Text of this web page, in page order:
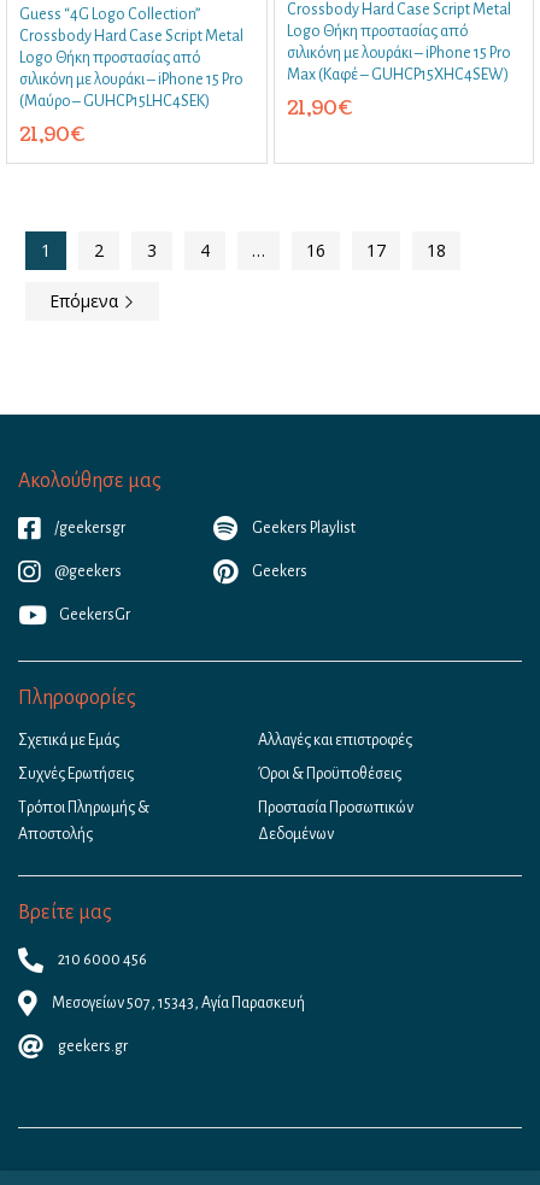
Guess “4G Logo Collection”
Crossbody Hard Case Script Metal
Logo Θήκη προστασίας από
σιλικόνη με λουράκι – iPhone 15 Pro
(Μαύρο – GUHCP15LHC4SEK)
21,90€
Crossbody Hard Case Script Metal
Logo Θήκη προστασίας από
σιλικόνη με λουράκι – iPhone 15 Pro
Max (Καφέ – GUHCP15XHC4SEW)
21,90€
1 2 3 4 … 16 17 18
Επόμενα
Ακολούθησε μας
/geekersgr
@geekers
GeekersGr
Geekers Playlist
Geekers
Πληροφορίες
Σχετικά με Εμάς
Συχνές Ερωτήσεις
Τρόποι Πληρωμής &
Αποστολής
Αλλαγές και επιστροφές
Όροι & Προϋποθέσεις
Προστασία Προσωπικών
Δεδομένων
Βρείτε μας
210 6000 456
Μεσογείων 507, 15343, Αγία Παρασκευή
geekers.gr